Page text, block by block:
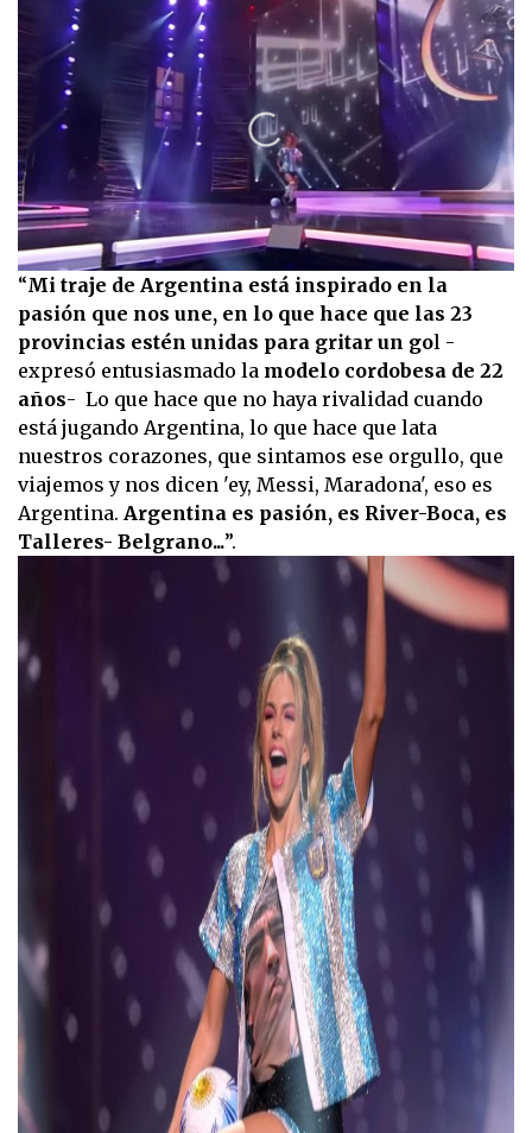
0
seconds
of
0
seconds
“Mi traje de Argentina está inspirado en la
pasión que nos une, en lo que hace que las 23
provincias estén unidas para gritar un gol -
expresó entusiasmado la modelo cordobesa de 22
años- Lo que hace que no haya rivalidad cuando
está jugando Argentina, lo que hace que lata
nuestros corazones, que sintamos ese orgullo, que
viajemos y nos dicen 'ey, Messi, Maradona', eso es
Argentina. Argentina es pasión, es River-Boca, es
Talleres- Belgrano...”.